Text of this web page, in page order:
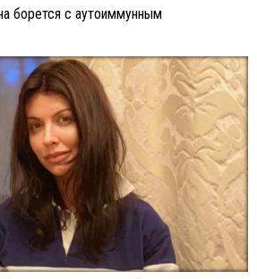
борется с аутоиммунным